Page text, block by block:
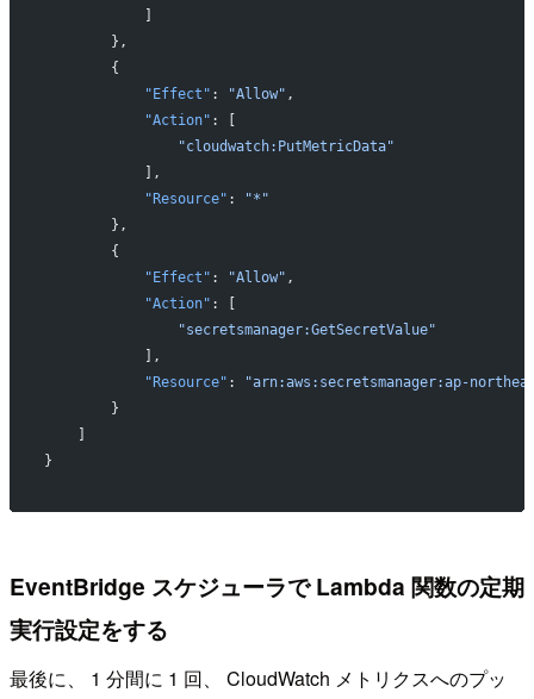
        },
        {
            "Effect"
: "Allow" ,
            "Action"
: [
                "cloudwatch:PutMetricData"
            ],
            "Resource"
:
"*"
        },
        {
            "Effect"
: "Allow" ,
            "Action"
: [
                "secretsmanager:GetSecretValue"
            ],
            "Resource"
:
"arn:aws:secretsmanager:ap-
        }
}
EventBridge スケジューラで Lambda 関数の定期
実行設定をする
最後に、 1 分間に 1 回、 CloudWatch メトリクスへのプッ